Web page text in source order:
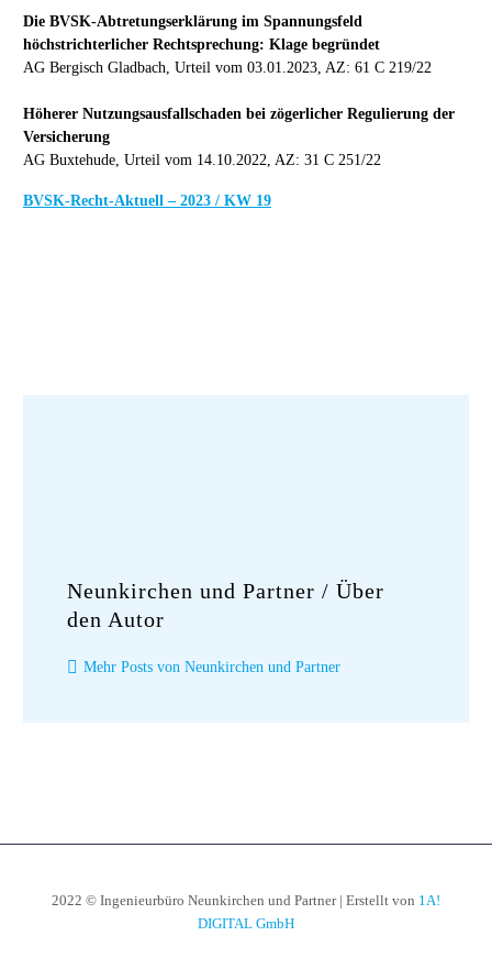
Die BVSK-Abtretungserklärung im Spannungsfeld
höchstrichterlicher Rechtsprechung: Klage begründet
AG Bergisch Gladbach, Urteil vom 03.01.2023, AZ: 61 C 219/22
Höherer Nutzungsausfallschaden bei zögerlicher Regulierung der
Versicherung
AG Buxtehude, Urteil vom 14.10.2022, AZ: 31 C 251/22
BVSK-Recht-Aktuell – 2023 / KW 19
Neunkirchen und Partner / Über
den Autor
Mehr Posts von Neunkirchen und Partner
2022 © Ingenieurbüro Neunkirchen und Partner | Erstellt von 1A!
DIGITAL GmbH